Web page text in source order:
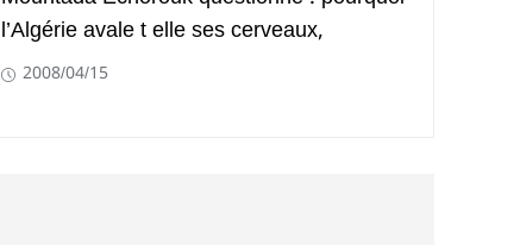
l’Algérie avale t elle ses cerveaux,
2008/04/15